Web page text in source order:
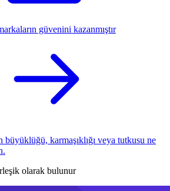
güvenini kazanmıştır
büyüklüğü, karmaşıklığı veya tutkusu ne
olarak bulunur